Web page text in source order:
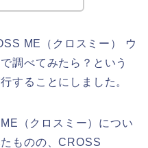
ME（クロスミー） ウ
調べてみたら？という
することにしました。
（クロスミー）につい
ものの、CROSS